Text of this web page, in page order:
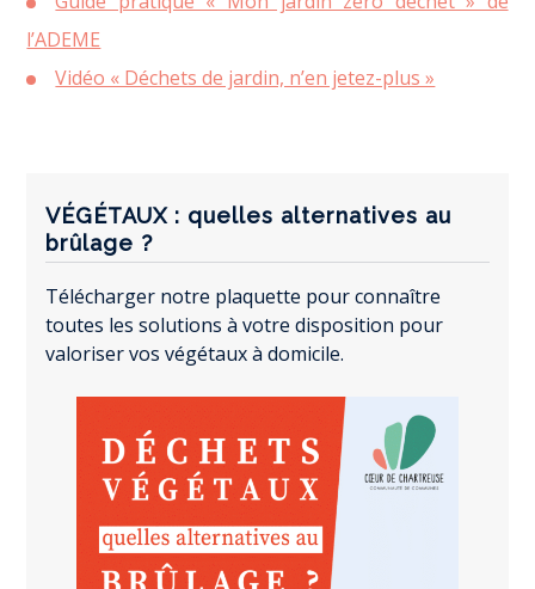
l’ADEME
Vidéo « Déchets de jardin, n’en jetez-plus »
VÉGÉTAUX : quelles alternatives au
brûlage ?
Télécharger notre plaquette pour connaître
toutes les solutions à votre disposition pour
valoriser vos végétaux à domicile.